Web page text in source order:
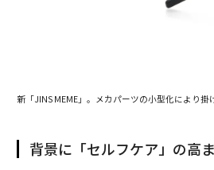
新「JINS MEME」。メカパーツの小型化により掛
背景に「セルフケア」の高